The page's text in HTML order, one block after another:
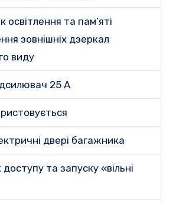
освітлення та пам’яті
зовнішніх дзеркал
виду
25 А
двері багажника
доступу та запуску «вільні